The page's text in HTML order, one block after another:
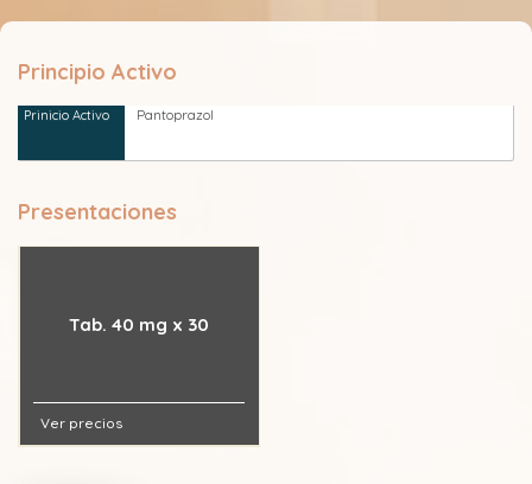
Principio Activo
Pantoprazol
Presentaciones
Tab. 40 mg x 30
Ver precios